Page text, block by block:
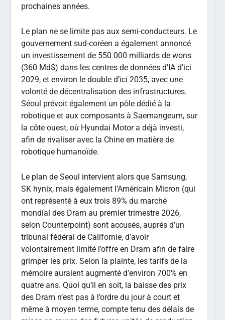
prochaines années.
Le plan ne se limite pas aux semi-conducteurs. Le
gouvernement sud-coréen a également annoncé
un investissement de 550 000 milliards de wons
(360 Md$) dans les centres de données d’IA d’ici
2029, et environ le double d’ici 2035, avec une
volonté de décentralisation des infrastructures.
Séoul prévoit également un pôle dédié à la
robotique et aux composants à Saemangeum, sur
la côte ouest, où Hyundai Motor a déjà investi,
afin de rivaliser avec la Chine en matière de
robotique humanoïde.
Le plan de Seoul intervient alors que Samsung,
SK hynix, mais également l’Américain Micron (qui
ont représenté à eux trois 89% du marché
mondial des Dram au premier trimestre 2026,
selon Counterpoint) sont accusés, auprès d’un
tribunal fédéral de Californie, d’avoir
volontairement limité l’offre en Dram afin de faire
grimper les prix. Selon la plainte, les tarifs de la
mémoire auraient augmenté d’environ 700% en
quatre ans. Quoi qu’il en soit, la baisse des prix
des Dram n’est pas à l’ordre du jour à court et
même à moyen terme, compte tenu des délais de